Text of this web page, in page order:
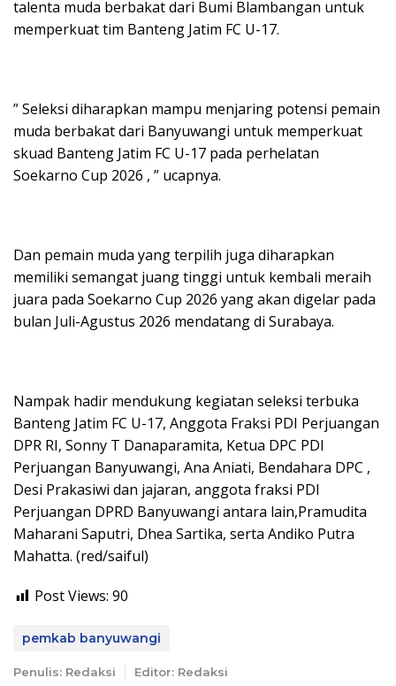
talenta muda berbakat dari Bumi Blambangan untuk
memperkuat tim Banteng Jatim FC U-17.
” Seleksi diharapkan mampu menjaring potensi pemain
muda berbakat dari Banyuwangi untuk memperkuat
skuad Banteng Jatim FC U-17 pada perhelatan
Soekarno Cup 2026 , ” ucapnya.
Dan pemain muda yang terpilih juga diharapkan
memiliki semangat juang tinggi untuk kembali meraih
juara pada Soekarno Cup 2026 yang akan digelar pada
bulan Juli-Agustus 2026 mendatang di Surabaya.
Nampak hadir mendukung kegiatan seleksi terbuka
Banteng Jatim FC U-17, Anggota Fraksi PDI Perjuangan
DPR RI, Sonny T Danaparamita, Ketua DPC PDI
Perjuangan Banyuwangi, Ana Aniati, Bendahara DPC ,
Desi Prakasiwi dan jajaran, anggota fraksi PDI
Perjuangan DPRD Banyuwangi antara lain,Pramudita
Maharani Saputri, Dhea Sartika, serta Andiko Putra
Mahatta. (red/saiful)
Post Views: 90
pemkab banyuwangi
Penulis: Redaksi Editor: Redaksi